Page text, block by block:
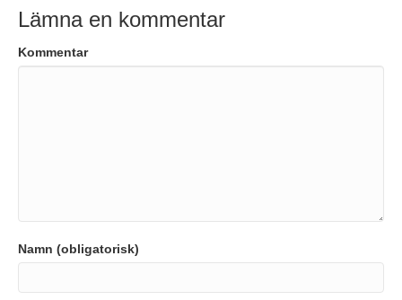
Lämna en kommentar
Kommentar
Namn (obligatorisk)